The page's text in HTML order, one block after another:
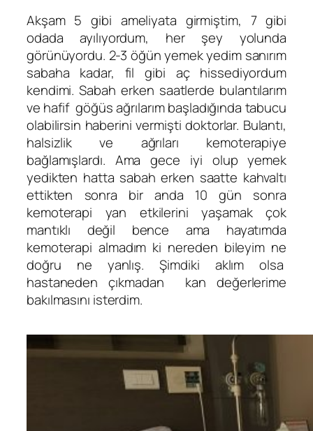
Akşam 5 gibi ameliyata girmiştim, 7 gibi
odada ayılıyordum, her şey yolunda
görünüyordu. 2-3 öğün yemek yedim sanırım
sabaha kadar, fil gibi aç hissediyordum
kendimi. Sabah erken saatlerde bulantılarım
ve hafif göğüs ağrılarım başladığında tabucu
olabilirsin haberini vermişti doktorlar. Bulantı,
halsizlik ve ağrıları kemoterapiye
bağlamışlardı. Ama gece iyi olup yemek
yedikten hatta sabah erken saatte kahvaltı
ettikten sonra bir anda 10 gün sonra
kemoterapi yan etkilerini yaşamak çok
mantıklı değil bence ama hayatımda
kemoterapi almadım ki nereden bileyim ne
doğru ne yanlış. Şimdiki aklım olsa
hastaneden çıkmadan kan değerlerime
bakılmasını isterdim.